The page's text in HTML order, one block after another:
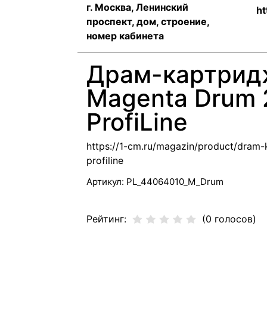
г. Москва, Ленинский
проспект, дом, строение,
номер кабинета
Драм-
Magenta
ProfiLine
https://1-cm.ru/magazin/product/
profiline
Артикул: PL_44064010_M_Drum
Рейтинг: (0 голосов)